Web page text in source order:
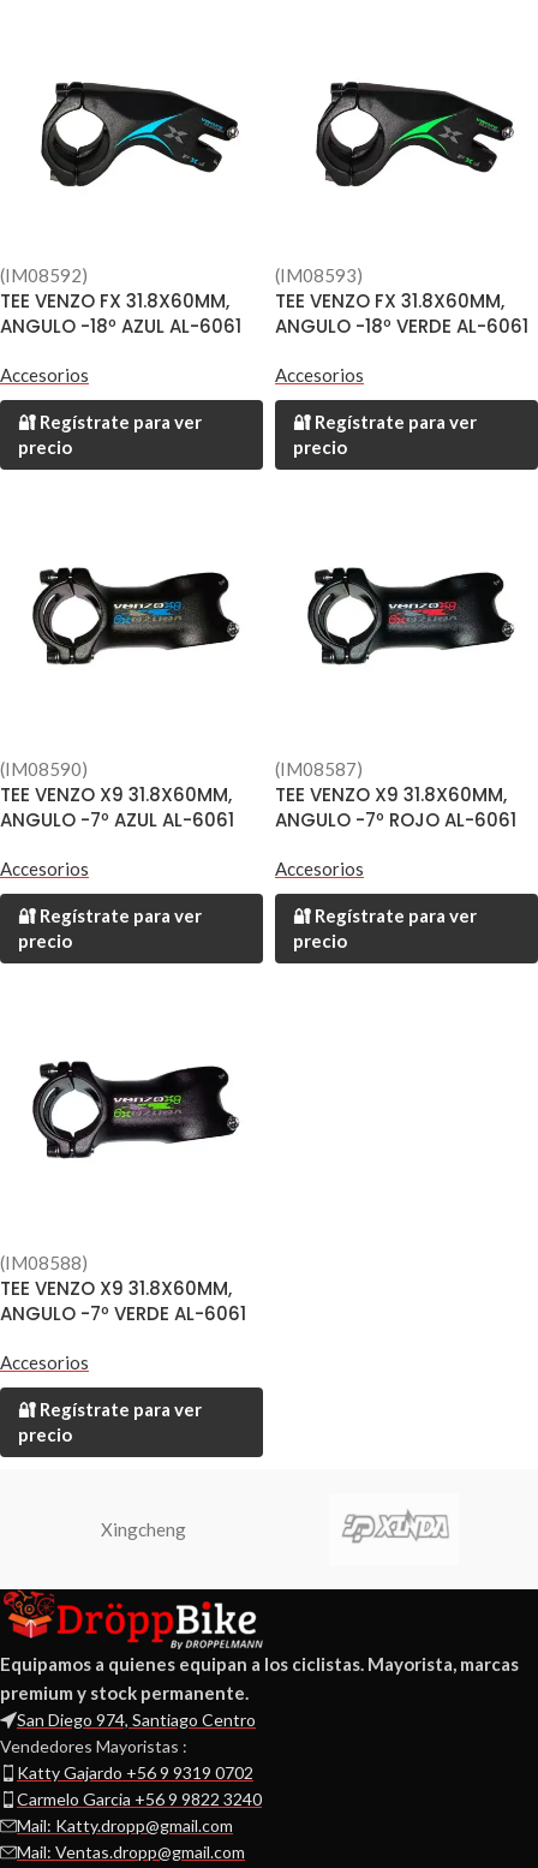
(IM08592)
TEE VENZO FX 31.8X60MM,
ANGULO -18º AZUL AL-6061
Accesorios
🔐 Regístrate para ver
precio
(IM08593)
TEE VENZO FX 31.8X60MM,
ANGULO -18º VERDE AL-6061
Accesorios
🔐 Regístrate para ver
precio
(IM08590)
TEE VENZO X9 31.8X60MM,
ANGULO -7º AZUL AL-6061
Accesorios
🔐 Regístrate para ver
precio
(IM08587)
TEE VENZO X9 31.8X60MM,
ANGULO -7º ROJO AL-6061
Accesorios
🔐 Regístrate para ver
precio
(IM08588)
TEE VENZO X9 31.8X60MM,
ANGULO -7º VERDE AL-6061
Accesorios
🔐 Regístrate para ver
precio
Xingcheng
Equipamos a quienes equipan a los ciclistas. Mayorista, marcas
premium y stock permanente.
San Diego 974, Santiago Centro
Vendedores Mayoristas :
Katty Gajardo +56 9 9319 0702
Carmelo Garcia +56 9 9822 3240
Mail: Katty.dropp@gmail.com
Mail: Ventas.dropp@gmail.com